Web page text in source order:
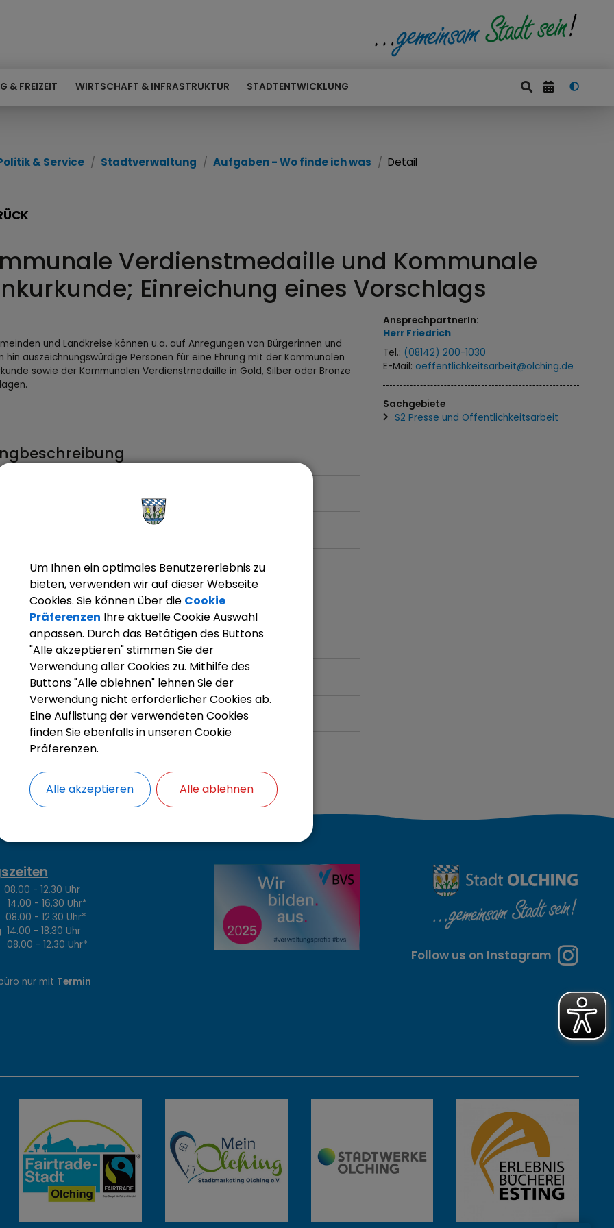
& FREIZEIT WIRTSCHAFT & INFRASTRUKTUR STADTENTWICKLUNG
& Service Stadtverwaltung Aufgaben - Wo finde ich was Detail
Verdienstmedaille und Kommunale
Einreichung eines Vorschlags
und Landkreise können u.a. auf Anregungen von Bürgerinnen und
hin auszeichnungswürdige Personen für eine Ehrung mit der Kommunalen
sowie der Kommunalen Verdienstmedaille in Gold, Silber oder Bronze
Behörde
AnsprechpartnerIn:
Herr Friedrich
Tel.: (08142) 200-1030
E-Mail: oeffentlichkeitsarbeit@olching.de
Sachgebiete
S2 Presse und Öffentlichkeitsarbeit
- 12.30 Uhr
- 16.30 Uhr*
- 12.30 Uhr*
- 18.30 Uhr
- 12.30 Uhr*
nur mit Termin
Follow us on Instagram
Um Ihnen ein optimales Benutzererlebnis zu
bieten, verwenden wir auf dieser Webseite
Cookies. Sie können über die Cookie
Präferenzen Ihre aktuelle Cookie Auswahl
anpassen. Durch das Betätigen des Buttons
"Alle akzeptieren" stimmen Sie der
Verwendung aller Cookies zu. Mithilfe des
Buttons "Alle ablehnen" lehnen Sie der
Verwendung nicht erforderlicher Cookies ab.
Eine Auflistung der verwendeten Cookies
finden Sie ebenfalls in unseren Cookie
Präferenzen.
Alle akzeptieren Alle ablehnen